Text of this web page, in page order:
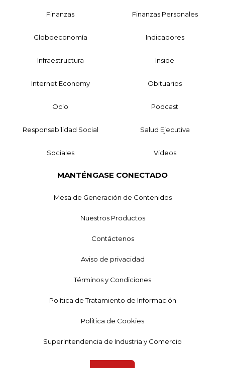
Finanzas Finanzas Personales
Globoeconomía Indicadores
Infraestructura Inside
Internet Economy Obituarios
Ocio Podcast
Responsabilidad Social Salud Ejecutiva
Sociales Videos
MANTÉNGASE CONECTADO
Mesa de Generación de Contenidos
Nuestros Productos
Contáctenos
Aviso de privacidad
Términos y Condiciones
Política de Tratamiento de Información
Política de Cookies
Superintendencia de Industria y Comercio